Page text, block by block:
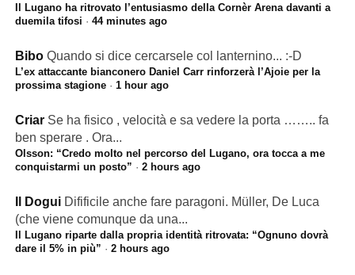
Il Lugano ha ritrovato l’entusiasmo della Cornèr Arena davanti a
duemila tifosi · 44 minutes ago
Bibo Quando si dice cercarsele col lanternino... :-D
L’ex attaccante bianconero Daniel Carr rinforzerà l’Ajoie per la
prossima stagione· 1 hour ago
Criar Se ha fisico , velocità e sa vedere la porta …….. fa
ben sperare . Ora...
Olsson: “Credo molto nel percorso del Lugano, ora tocca a me
conquistarmi un posto” · 2 hours ago
Il Dogui Difificile anche fare paragoni. Müller, De Luca
(che viene comunque da una...
Il Lugano riparte dalla propria identità ritrovata: “Ognuno dovrà
dare il 5% in più” · 2 hours ago